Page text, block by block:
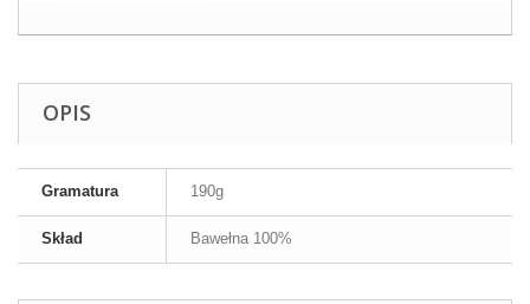
OPIS
Gramatura 190g
Skład Bawełna 100%